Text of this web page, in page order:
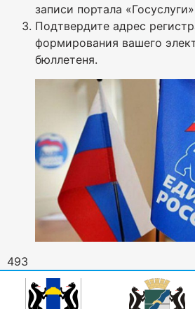
записи портала
Подтвердите адрес
формирования вашего
бюллетеня.
493